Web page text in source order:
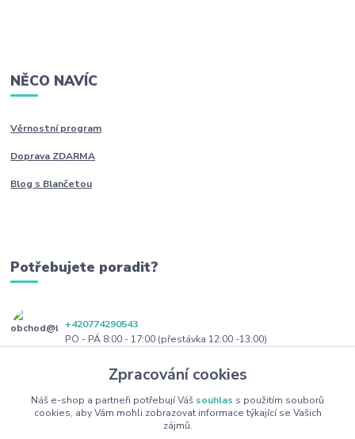
NĚCO NAVÍC
Věrnostní program
Doprava ZDARMA
Blog s Blančetou
Potřebujete poradit?
+420774290543
PO - PÁ 8:00 - 17:00 (přestávka 12:00 -13:00)
obchod@blanceta.czZpracování cookies
Náš e-shop a partneři potřebují Váš souhlas s použitím souborů
cookies, aby Vám mohli zobrazovat informace týkající se Vašich
zájmů.